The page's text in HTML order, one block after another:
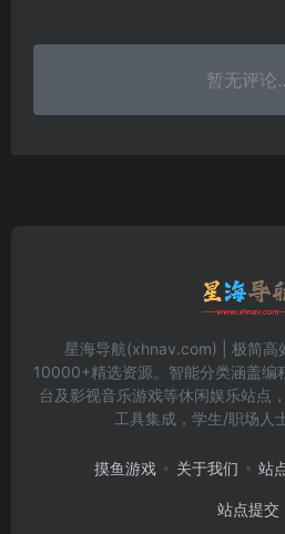
暂无评论
星海导航(xhnav.com) | 极简高
10000+精选资源。智能分类涵盖编
台及影视音乐游戏等休闲娱乐站点
工具集成，学生/职场人
摸鱼游戏 关于我们 站
站点提交